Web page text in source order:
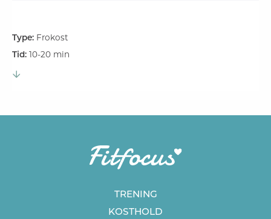
Type: Frokost
Tid: 10-20 min
TRENING
KOSTHOLD